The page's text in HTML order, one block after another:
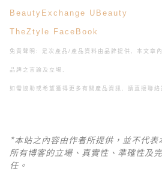
BeautyExchange UBeauty
TheZtyle FaceBook
免責聲明: 是次產品/產品資料由品牌提供, 本文章
品牌之言論及立場,
如需協助或希望獲得更多有關產品資訊, 請直接聯絡
*本站之內容由作者所提供，並不代
所有博客的立場、真實性、準確性及
任。